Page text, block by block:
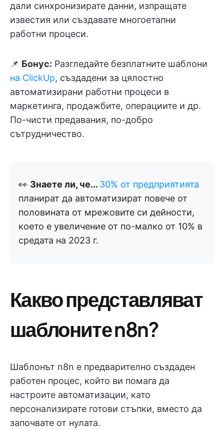
дали синхронизирате данни, изпращате
известия или създавате многоетапни
работни процеси.
📌 Бонус: Разгледайте безплатните шаблони
на ClickUp, създадени за цялостно
автоматизирани работни процеси в
маркетинга, продажбите, операциите и др.
По-чисти предавания, по-добро
сътрудничество.
👀 Знаете ли, че... 30% от предприятията
планират да автоматизират повече от
половината от мрежовите си дейности,
което е увеличение от по-малко от 10% в
средата на 2023 г.
Какво представляват
шаблоните n8n?
Шаблонът n8n е предварително създаден
работен процес, който ви помага да
настроите автоматизации, като
персонализирате готови стъпки, вместо да
започвате от нулата.